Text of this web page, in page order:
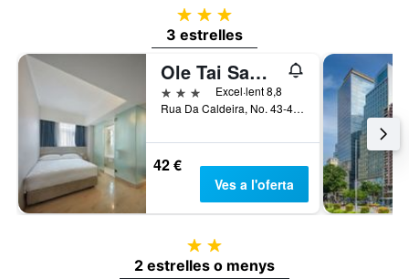
3 estrelles
3 estrelles
Ole Tai Sam Un Hotel
3 estrellesExcel·lent 8,8
Rua Da Caldeira, No. 43-45, Macau
42 €
Ves a l'oferta
2 estrelles
2 estrelles o menys